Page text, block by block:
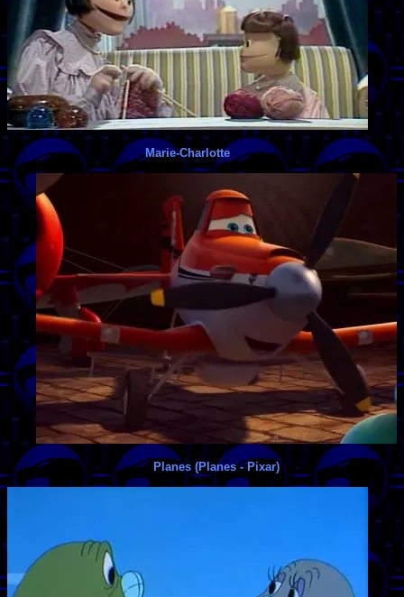
Marie-Charlotte
Planes (Planes - Pixar)